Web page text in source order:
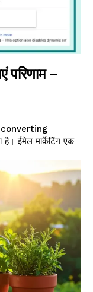
–
है। ईमेल मार्केटिंग एक